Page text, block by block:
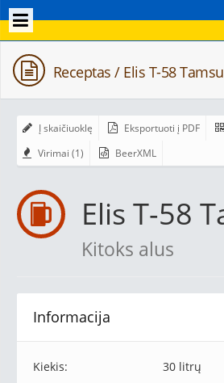
Receptas / Elis T-58
Į skaičiuoklę Eksportuoti į PDF
Virimai (1)
BeerXML
Elis T-58
Kitoks alus
Informacija
Kiekis:
30 litrų